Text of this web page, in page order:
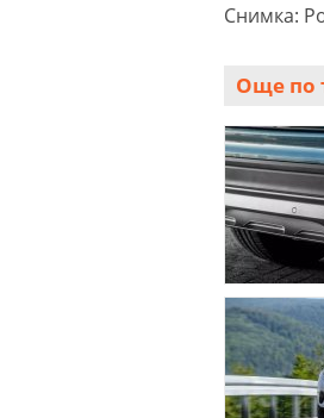
Снимка:
Още по